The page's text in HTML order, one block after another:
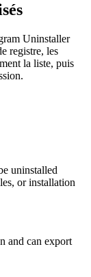
Uninstaller
registre, les
la liste, puis
uninstalled
or installation
and can export